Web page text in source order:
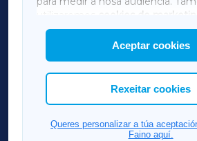
utilizaremos
cookies de marketing
mostrar publicidade de terceiros.
Así mesmo, podes personalizar a
cookies que desexas permitir.
Aceptar cookies
Rexeitar cookies
Queres personalizar a túa
Faino aquí.
AMARIÑAXA
RIBEIRASACRAXA
ACORUÑAXA
FERROLXA